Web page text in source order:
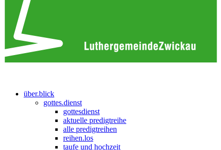
über.blick
gottes.dienst
gottesdienst
aktuelle predigtreihe
alle predigtreihen
reihen.los
taufe und hochzeit